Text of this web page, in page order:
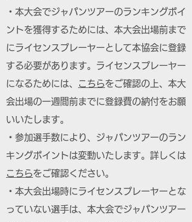
・本大会でジャパンツアーのランキングポイ
ントを獲得するためには、本大会出場前まで
にライセンスプレーヤーとして本協会に登録
する必要があります。ライセンスプレーヤー
になるためには、
こちらをご確認の上、本大
会出場の一週間前までに登録費の納付をお願
いいたします。
・参加選手数により、ジャパンツアーのラン
キングポイントは変動いたします。詳しくは
こちらをご確認ください。
・本大会出場時にライセンスプレーヤーとな
っていない選手は、本大会でジャパンツアー